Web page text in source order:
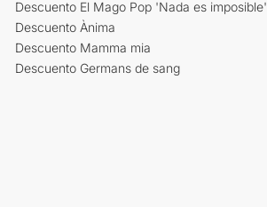
Descuento El Mago Pop 'Nada es imposible'
Descuento Ànima
Descuento Mamma mia
Descuento Germans de sang